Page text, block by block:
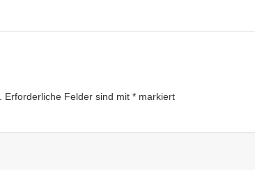
Erforderliche Felder sind mit * markiert